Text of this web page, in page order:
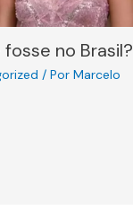
fosse no Brasil?
/ Por Marcelo